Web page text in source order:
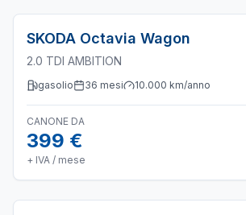
SKODA Octavia Wagon
2.0 TDI AMBITION
gasolio 36 mesi 10.000 km/anno
CANONE DA
399 €
+ IVA / mese